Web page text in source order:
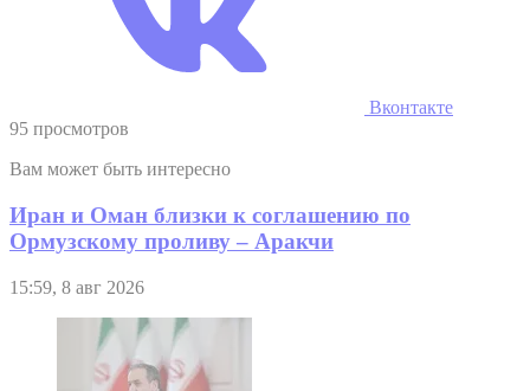
Вконтакте
95 просмотров
Вам может быть интересно
Иран и Оман близки к соглашению по
Ормузскому проливу – Аракчи
15:59, 8 авг 2026